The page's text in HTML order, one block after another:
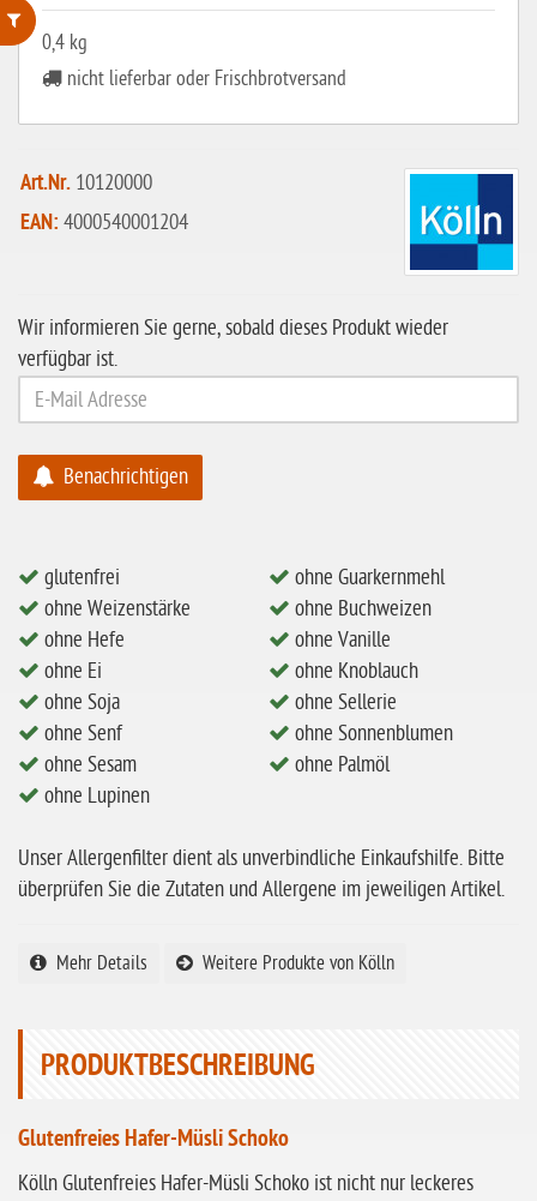
ohne Weizenstärke
Bio
vegan
ohne Erdnüsse
eiweißarm / PKU
ohne Mandeln
ohne Hafer
ohne Zuckerzusatz
ohne Reis
ohne Mais
ohne Senf
ohne Sesam
ohne Lupinen
ohne Guarkernmehl
ohne Sellerie
ohne
Sonnenblumen
0,4 kg
nicht lieferbar oder Frischbrotversand
Art.Nr. 10120000
EAN: 4000540001204
Wir informieren Sie gerne, sobald dieses Produkt wieder
verfügbar ist.
Benachrichtigen
glutenfrei
ohne Weizenstärke
ohne Hefe
ohne Ei
ohne Soja
ohne Senf
ohne Sesam
ohne Lupinen
ohne Guarkernmehl
ohne Buchweizen
ohne Vanille
ohne Knoblauch
ohne Sellerie
ohne Sonnenblumen
ohne Palmöl
Unser Allergenfilter dient als unverbindliche Einkaufshilfe. Bitte
überprüfen Sie die Zutaten und Allergene im jeweiligen Artikel.
Mehr Details Weitere Produkte von Kölln
PRODUKTBESCHREIBUNG
Glutenfreies Hafer-Müsli Schoko
Kölln Glutenfreies Hafer-Müsli Schoko ist nicht nur leckeres